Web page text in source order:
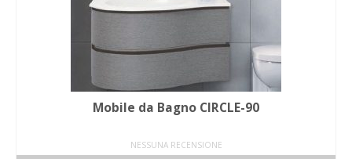
Mobile da Bagno CIRCLE-90
NESSUNA RECENSIONE